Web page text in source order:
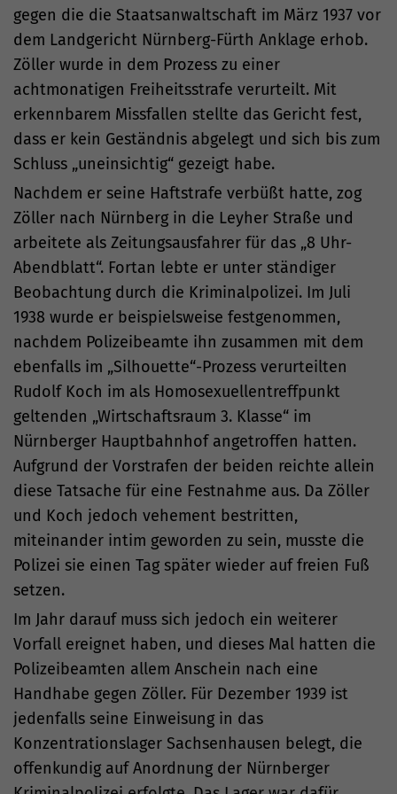
gegen die die Staatsanwaltschaft im März 1937 vor
dem Landgericht Nürnberg-Fürth Anklage erhob.
Zöller wurde in dem Prozess zu einer
achtmonatigen Freiheitsstrafe verurteilt. Mit
erkennbarem Missfallen stellte das Gericht fest,
dass er kein Geständnis abgelegt und sich bis zum
Schluss „uneinsichtig“ gezeigt habe.
Nachdem er seine Haftstrafe verbüßt hatte, zog
Zöller nach Nürnberg in die Leyher Straße und
arbeitete als Zeitungsausfahrer für das „8 Uhr-
Abendblatt“. Fortan lebte er unter ständiger
Beobachtung durch die Kriminalpolizei. Im Juli
1938 wurde er beispielsweise festgenommen,
nachdem Polizeibeamte ihn zusammen mit dem
ebenfalls im „Silhouette“-Prozess verurteilten
Rudolf Koch im als Homosexuellentreffpunkt
geltenden „Wirtschaftsraum 3. Klasse“ im
Nürnberger Hauptbahnhof angetroffen hatten.
Aufgrund der Vorstrafen der beiden reichte allein
diese Tatsache für eine Festnahme aus. Da Zöller
und Koch jedoch vehement bestritten,
miteinander intim geworden zu sein, musste die
Polizei sie einen Tag später wieder auf freien Fuß
setzen.
Im Jahr darauf muss sich jedoch ein weiterer
Vorfall ereignet haben, und dieses Mal hatten die
Polizeibeamten allem Anschein nach eine
Handhabe gegen Zöller. Für Dezember 1939 ist
jedenfalls seine Einweisung in das
Konzentrationslager Sachsenhausen belegt, die
offenkundig auf Anordnung der Nürnberger